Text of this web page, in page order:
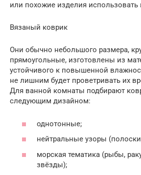
или похожие изделия использовать
Вязаный коврик
Они обычно небольшого размера,
прямоугольные, изготовлены из
устойчивого к повышенной
не лишним будет проветривать их
Для ванной комнаты подбирают
следующим дизайном:
однотонные;
нейтральные узоры
морская тематика (рыбы,
звёзды);